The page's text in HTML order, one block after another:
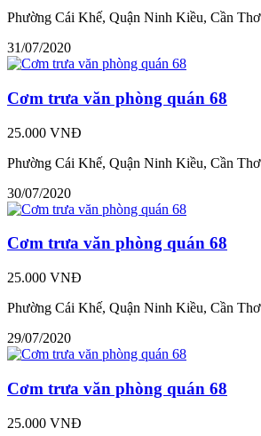
Phường Cái Khế, Quận Ninh Kiều, Cần Thơ
31/07/2020
Cơm trưa văn phòng quán 68
25.000 VNĐ
Phường Cái Khế, Quận Ninh Kiều, Cần Thơ
30/07/2020
Cơm trưa văn phòng quán 68
25.000 VNĐ
Phường Cái Khế, Quận Ninh Kiều, Cần Thơ
29/07/2020
Cơm trưa văn phòng quán 68
25.000 VNĐ